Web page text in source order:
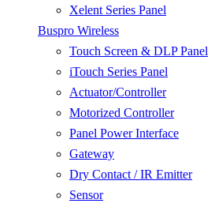
Xelent Series Panel
Buspro Wireless
Touch Screen & DLP Panel
iTouch Series Panel
Actuator/Controller
Motorized Controller
Panel Power Interface
Gateway
Dry Contact / IR Emitter
Sensor